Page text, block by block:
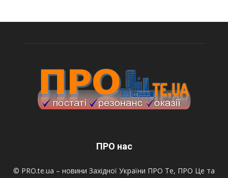
ПРО нас
© PRO.te.ua – новини Західної України ПРО Те, ПРО Це та